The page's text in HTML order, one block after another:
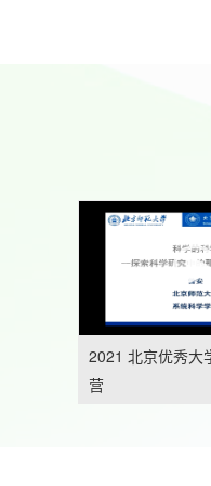
2021 北京优秀大
营